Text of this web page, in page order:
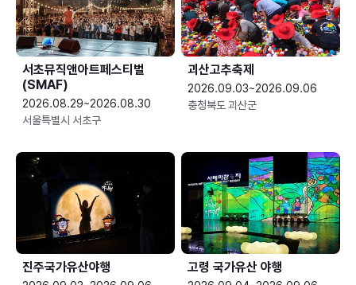
서초뮤직앤아트페스티벌
(SMAF)
2026.08.29~2026.08.30
서울특별시 서초구
괴산고추축제
2026.09.03~2026.09.06
충청북도 괴산군
진주국가유산야행 고령 국가유산 야행